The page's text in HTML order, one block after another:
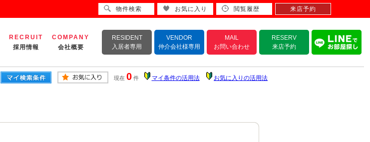
RECRUIT
採用情報
COMPANY
会社概要
RESIDENT
入居者専用
VENDOR
仲介会社様専用
MAIL
お問い合わせ
RESERV
来店予約
現在 0 件 マイ条件の活用法 お気に入りの活用法
物件検索 お気に入り 閲覧履歴 来店予約